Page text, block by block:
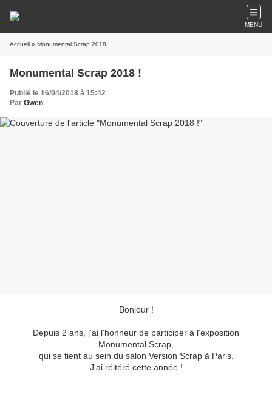
MENU
Accueil » Monumental Scrap 2018 !
Monumental Scrap 2018 !
Publié le 16/04/2018 à 15:42
Par Gwen
Bonjour !
Depuis 2 ans, j'ai l'honneur de participer à l'exposition
Monumental Scrap,
qui se tient au sein du salon Version Scrap à Paris.
J'ai réitéré cette année !